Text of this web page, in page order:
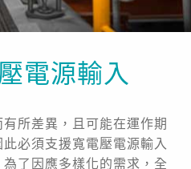
電源輸入
所差異，且可能在運作期
必須支援寬電壓電源輸入
了因應多樣化的需求，全